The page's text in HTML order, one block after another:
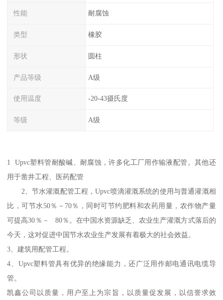
性能 耐腐蚀
类型 橡胶
形状 圆柱
产品等级 A级
使用温度 -20-43摄氏度
等级 A级
1 Upvc塑料管耐酸碱、耐腐蚀，许多化工厂用作输液配管。其他还
用于凿井工程、医药配管
2、节水灌溉配管工程，Upvc喷滴灌溉系统的使用与普通灌溉相
比，可节水50％－70％，同时可节约肥料和农药用量，农作物产量
可提高30％－ 80％。在中国水资源缺乏、农业生产灌溉方式落后的
今天，这对促进中国节水农业生产发展有着极大的社会效益。
3、建筑用配管工程。
4、Upvc塑料管具有优异的绝缘能力，还广泛用作邮电通讯电缆导
管。
凯鑫公司以质量，用户至上为宗旨，以质量促发展，以信誉求效